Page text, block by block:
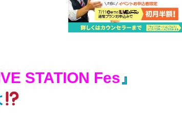
STATION Fes』